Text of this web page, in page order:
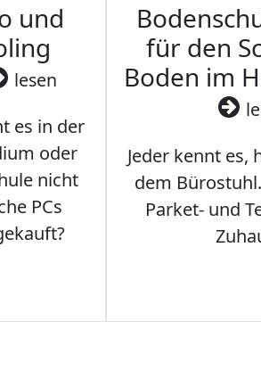
und
lesen
es in der
oder
nicht
PCs
für den
Boden im
Jeder kennt es,
dem
Parket- und